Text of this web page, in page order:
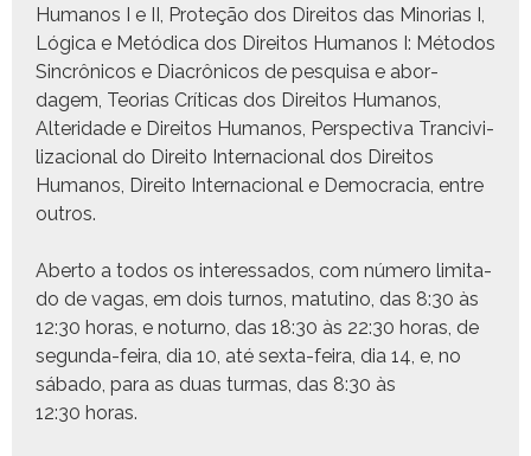
Humanos I e II, Pro­teção dos Dire­itos das Mino­rias I,
Lóg­i­ca e Metódi­ca dos Dire­itos Humanos I: Méto­dos
Sin­crôni­cos e Diacrôni­cos de pesquisa e abor­
dagem, Teo­rias Críti­cas dos Dire­itos Humanos,
Alteri­dade e Dire­itos Humanos, Per­spec­ti­va Tran­civ­i­
liza­cional do Dire­ito Inter­na­cional dos Dire­itos
Humanos, Dire­ito Inter­na­cional e Democ­ra­cia, entre
outros.
Aber­to a todos os inter­es­sa­dos, com número lim­i­ta­
do de vagas, em dois turnos, matuti­no, das 8:30 às
12:30 horas, e noturno, das 18:30 às 22:30 horas, de
segun­da-feira, dia 10, até sex­ta-feira, dia 14, e, no
sába­do, para as duas tur­mas, das 8:30 às
12:30 horas.